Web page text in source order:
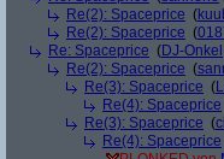
Re(2): Spaceprice (
Re(2): Spaceprice (
Re: Spaceprice (DJ-Onkel
Re(2): Spaceprice (
Re(3): Spaceprice (
Re(4): Spaceprice
Re(3): Spaceprice (
Re(4): Spaceprice